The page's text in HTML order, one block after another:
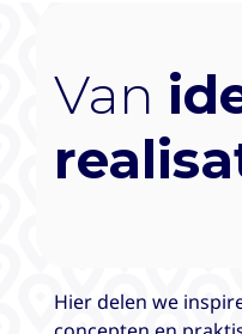
Van
Hier delen we